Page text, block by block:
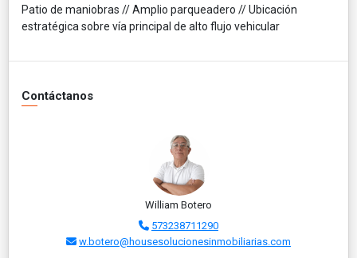
Patio de maniobras // Amplio parqueadero // Ubicación
estratégica sobre vía principal de alto flujo vehicular
Contáctanos
William Botero
573238711290
w.botero@housesolucionesinmobiliarias.com